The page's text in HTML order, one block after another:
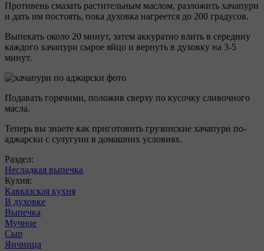
Противень смазать растительным маслом, разложить хачапури
и дать им постоять, пока духовка нагреется до 200 градусов.
Выпекать около 20 минут, затем аккуратно влить в середину
каждого хачапури сырое яйцо и вернуть в духовку на 3-5
минут.
Подавать горячими, положив сверху по кусочку сливочного
масла.
Теперь вы знаете как приготовить грузинские хачапури по-
аджарски с сулугуни в домашних условиях.
Раздел:
Несладкая выпечка
Кухня:
Кавказская кухня
В духовке
Выпечка
Мучное
Сыр
Яичница